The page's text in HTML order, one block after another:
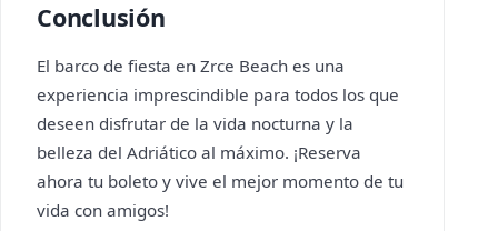
Conclusión
El barco de fiesta en Zrce Beach es una
experiencia imprescindible para todos los que
deseen disfrutar de la vida nocturna y la
belleza del Adriático al máximo. ¡Reserva
ahora tu boleto y vive el mejor momento de tu
vida con amigos!